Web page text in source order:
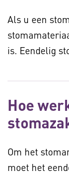
Als u een
is. Eendelig
Hoe
Om het
moet het